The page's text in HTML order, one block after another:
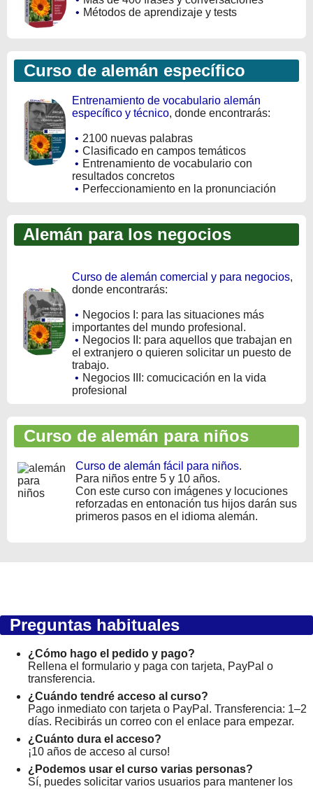
• Métodos de aprendizaje y tests
Curso de alemán específico
Entrenamiento de vocabulario alemán
específico y técnico, donde encontrarás:
• 2100 nuevas palabras
• Clasificado en campos temáticos
• Entrenamiento de vocabulario con
resultados concretos
• Perfeccionamiento en la pronunciación
Alemán para los negocios
Curso de alemán comercial y para negocios,
donde encontrarás:
• Negocios I: para las situaciones más
importantes del mundo profesional.
• Negocios II: para aquellos que trabajan en
el extranjero o quieren solicitar un puesto de
trabajo.
• Negocios III: comucicación en la vida
profesional
Curso de alemán para niños
Curso de alemán fácil para niños.
Para niños entre 5 y 10 años.
Con este curso con imágenes y locuciones
reforzadas en entonación tus hijos darán sus
primeros pasos en el idioma alemán.
Preguntas habituales
¿Cómo hago el pedido y pago?
Rellena el formulario y paga con tarjeta, PayPal o
transferencia.
¿Cuándo tendré acceso al curso?
Pago inmediato con tarjeta o PayPal. Transferencia: 1–2
días. Recibirás un correo con el enlace para empezar.
¿Cuánto dura el acceso?
¡10 años de acceso al curso!
¿Podemos usar el curso varias personas?
Sí, puedes solicitar varios usuarios para mantener los